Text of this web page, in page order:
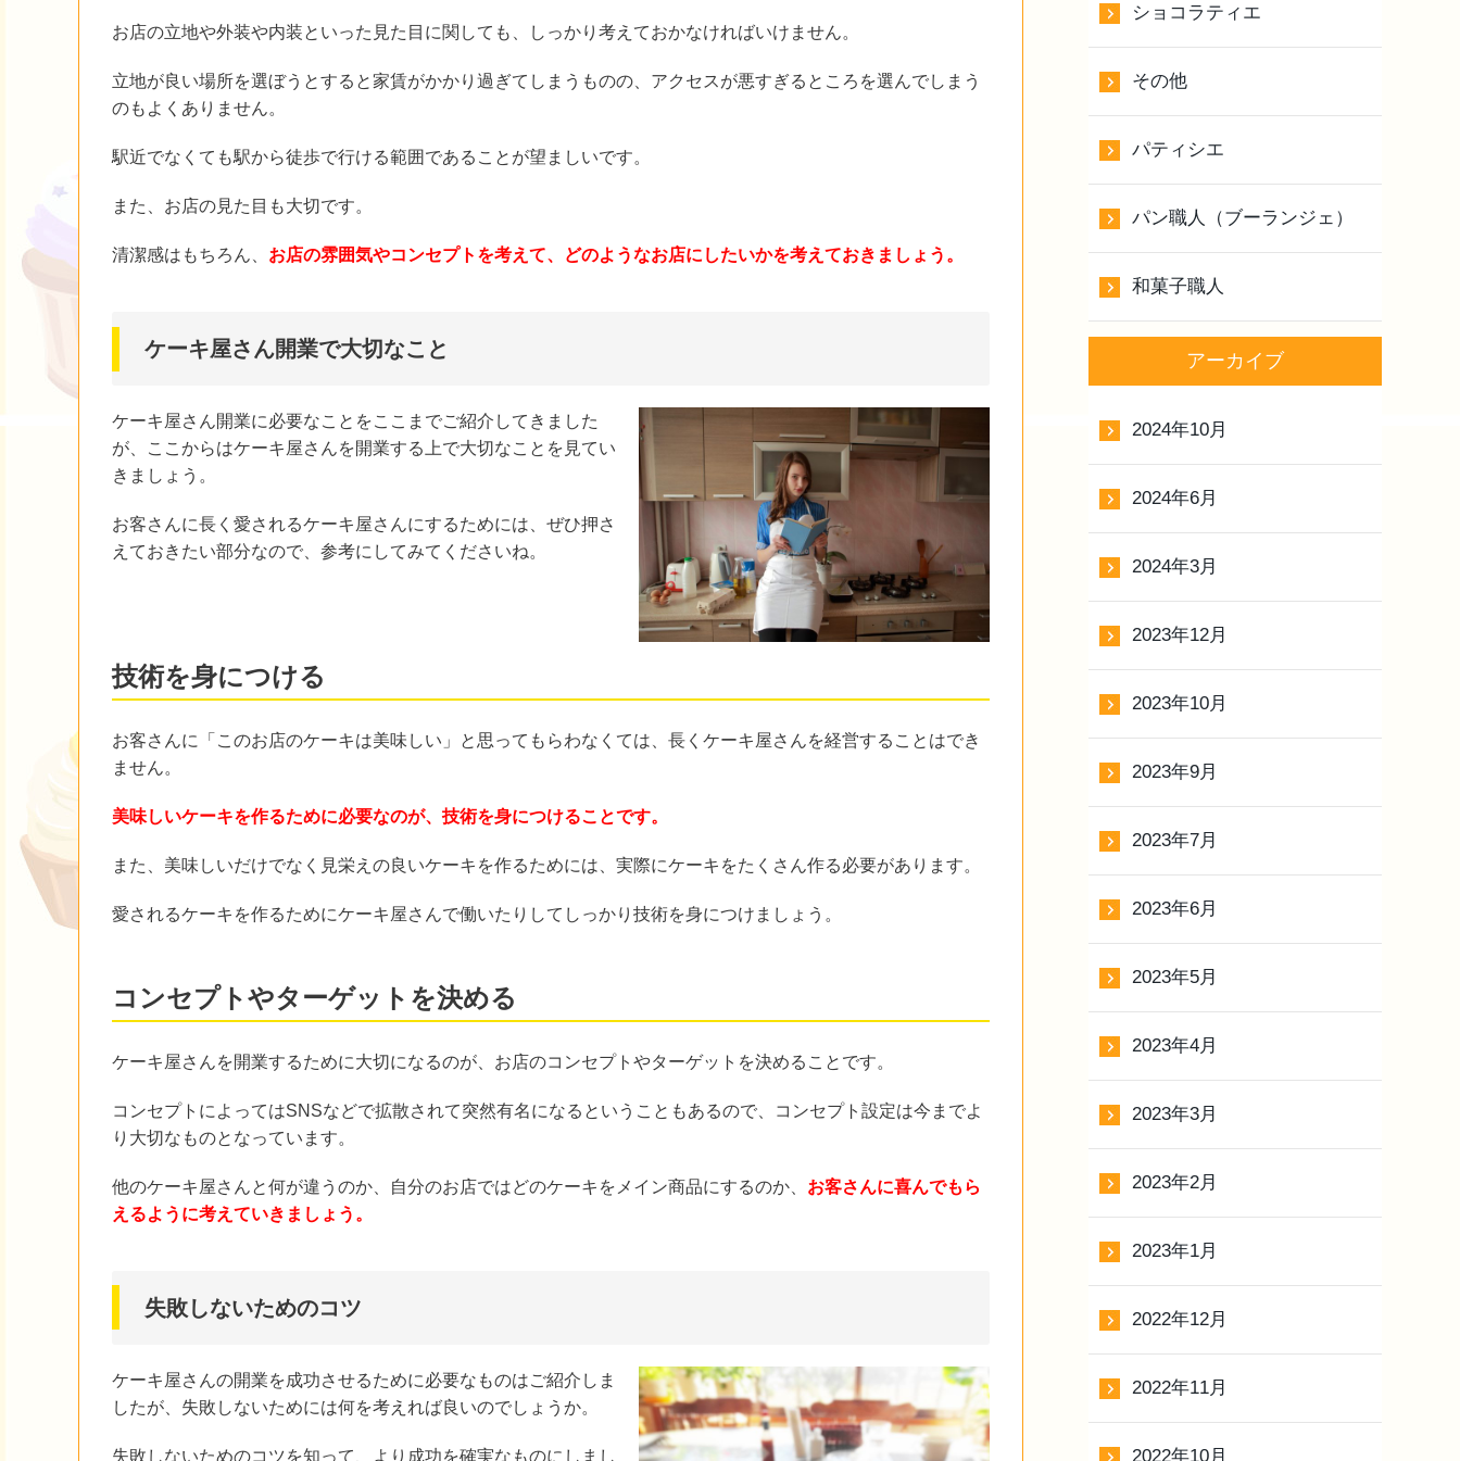
お店の立地や外装や内装といった見た目に関しても、しっかり考えておかなければいけません。
立地が良い場所を選ぼうとすると家賃がかかり過ぎてしまうものの、アクセスが悪すぎるところを選んでしまう
のもよくありません。
駅近でなくても駅から徒歩で行ける範囲であることが望ましいです。
また、お店の見た目も大切です。
清潔感はもちろん、 お店の雰囲気やコンセプトを考えて、どのようなお店にしたいかを考えておきましょう。
ケーキ屋さん開業で大切なこと
ケーキ屋さん開業に必要なことをここまでご紹介してきました
が、ここからはケーキ屋さんを開業する上で大切なことを見てい
きましょう。
お客さんに長く愛されるケーキ屋さんにするためには、ぜひ押さ
えておきたい部分なので、参考にしてみてくださいね。
技術を身につける
お客さんに「このお店のケーキは美味しい」と思ってもらわなくては、長くケーキ屋さんを経営することはでき
ません。
美味しいケーキを作るために必要なのが、技術を身につけることです。
また、美味しいだけでなく見栄えの良いケーキを作るためには、実際にケーキをたくさん作る必要があります。
愛されるケーキを作るためにケーキ屋さんで働いたりしてしっかり技術を身につけましょう。
コンセプトやターゲットを決める
ケーキ屋さんを開業するために大切になるのが、お店のコンセプトやターゲットを決めることです。
コンセプトによってはSNSなどで拡散されて突然有名になるということもあるので、コンセプト設定は今までよ
り大切なものとなっています。
他のケーキ屋さんと何が違うのか、自分のお店ではどのケーキをメイン商品にするのか、 お客さんに喜んでもら
えるように考えていきましょう。
失敗しないためのコツ
ケーキ屋さんの開業を成功させるために必要なものはご紹介しま
したが、失敗しないためには何を考えれば良いのでしょうか。
失敗しないためのコツを知って、より成功を確実なものにしまし
ショコラティエ
その他
パティシエ
パン職人（ブーランジェ）
和菓子職人
アーカイブ
2024年10月
2024年6月
2024年3月
2023年12月
2023年10月
2023年9月
2023年7月
2023年6月
2023年5月
2023年4月
2023年3月
2023年2月
2023年1月
2022年12月
2022年11月
2022年10月